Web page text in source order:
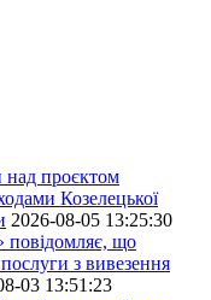
проєктом
Козелецької
2026-08-05 13:25:30
що
з вивезення
03 13:51:23